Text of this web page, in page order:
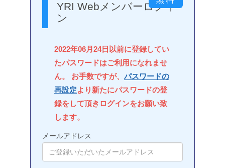
YRI Webメンバーログイ
ン
2022年06月24日以前に登録してい
たパスワードはご利用になれませ
ん。 お手数ですが、 パスワードの
再設定より新たにパスワードの登
録をして頂きログインをお願い致
します。
メールアドレス